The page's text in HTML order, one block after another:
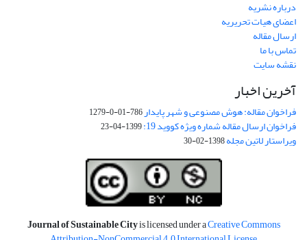
درباره نشریه
اعضای هیات تحریریه
ارسال مقاله
تماس با ما
نقشه سایت
آخرین اخبار
فراخوان مقاله: هوش مصنوعی و شهر پایدار786-01-0-1279
فراخوان ارسال مقاله شماره ویژه کووید 19: 1399-04-23
ویراستار لاتین مجله1398-02-30
Journal of Sustainable Cityis licensed under aCreative Commons